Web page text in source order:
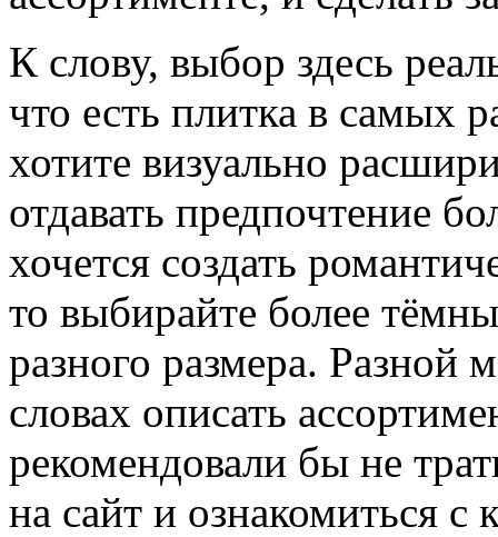
К слову, выбор здесь
что есть плитка в самых
хотите визуально
отдавать предпочтение
хочется создать
то выбирайте более
разного размера. Разной
словах описать
рекомендовали бы не
на сайт и ознакомиться с